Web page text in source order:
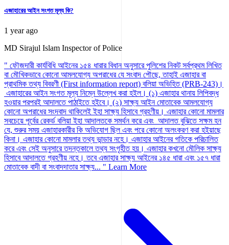
এজাহারের আইন সংগত মূল্য কি?
1 year ago
MD Sirajul Islam Inspector of Police
" ফৌজদারী কার্যবিধি আইনের ১৫৪ ধারার বিধান অনুসারে পুলিশের নিকট সর্বপ্রথম লিখিত
বা মৌখিকভাবে কোনো আমলযোগ্য অপরাধের যে সংবাদ পৌছে, তাহাই এজাহার বা
প্রাথমিক তথ্য বিবরণী (First information report) বলিয়া অভিহিত (PRB-243)।
এজাহারের আইন সংগত মূল্য নিম্নে উল্লেখ করা হইল। (১) এজাহার থানায় লিপিবদ্ধ
হওয়ার পরপরই আদালতে পাঠাইতে হইবে। (২) সাক্ষ্য আইন মোতাবেক আমলযোগ্য
কোনো অপরাধের সংদবাদ থাকিলেই ইহা সাক্ষ্য হিসাবে গ্রহণীয়। এজাহার কোনো মামলার
সবচেয়ে পূর্বের রেকর্ড বলিয়া ইহা আদালতকে সমর্থন করে এবং আদালত বুঝিতে সক্ষম হন
যে, শুরুর সময় এজাহারকারীর কি অভিযোগ ছিল এবং পরে কোনো অলংকরণ করা হইয়াছে
কিনা। এজাহার কোনো মামলার তথ্য ভান্ডার নহে। এজাহার আইনের গতিকে পরিচালিত
করে এবং সেই অনুসারে তদন্তকালে তথ্য সংগৃহীত হয়। এজাহার কখনো মৌলিক সাক্ষ্য
হিসাবে আদালতে গ্রহণীয় নহে। তবে এজাহার সাক্ষ্য আইনের ১৪৫ ধারা এবং ১৫৭ ধারা
মোতাবেক বাদী বা সংবাদদাতার সাক্ষ্য... " Learn More